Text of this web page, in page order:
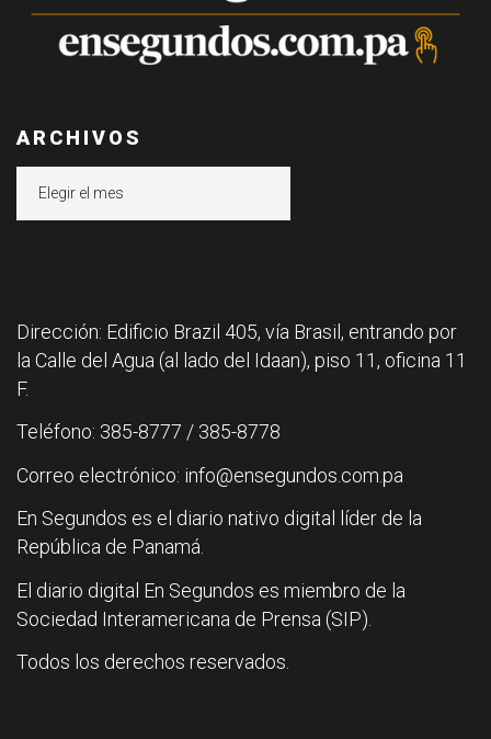
ARCHIVOS
Dirección: Edificio Brazil 405, vía Brasil, entrando por
la Calle del Agua (al lado del Idaan), piso 11, oficina 11
F.
Teléfono: 385-8777 / 385-8778
Correo electrónico: info@ensegundos.com.pa
En Segundos es el diario nativo digital líder de la
República de Panamá.
El diario digital En Segundos es miembro de la
Sociedad Interamericana de Prensa (SIP).
Todos los derechos reservados.